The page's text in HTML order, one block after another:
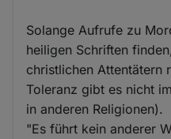
Solange Aufrufe zu
heiligen Schriften
christlichen Attentätern
Toleranz gibt es nicht
in anderen Religionen).
"Es führt kein anderer